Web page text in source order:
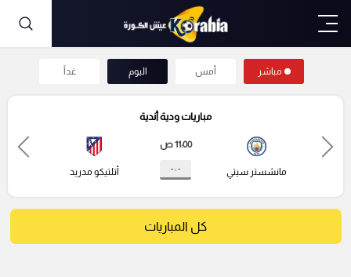
مباشر أمس اليوم غداً
مباريات ودية أندية
مانشستر سيتي
11:00 ص
- : - أتلتيكو مدريد
كل المباريات